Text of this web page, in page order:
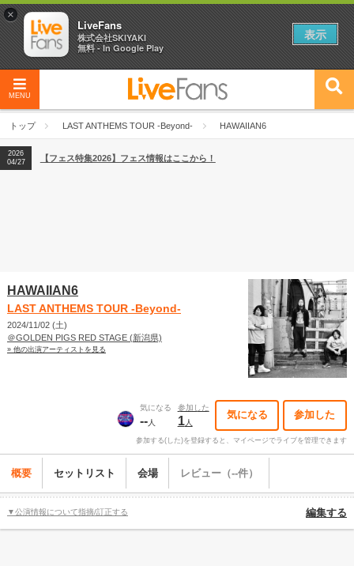
MENU
トップ LAST ANTHEMS TOUR -Beyond- HAWAIIAN6
2026
04/27
2026
【ライブ動員ランキング】2026年上半期編発表！
2026
04/27
【フェス特集2026】フェス情報はここから！
HAWAIIAN6
LAST ANTHEMS TOUR -Beyond-
2024/11/02 (土)
＠GOLDEN PIGS RED STAGE (新潟県)
» 他の出演アーティストを見る
気になる
--人
参加した
1人
気になる 参加した
参加する(した)を登録すると、マイページでライブを管理できます
概要 セットリスト 会場 レビュー（--件）
▼公演情報について指摘/訂正する 編集する
×
LiveFans
株式会社SKIYAKI
無料 - In Google Play
表示